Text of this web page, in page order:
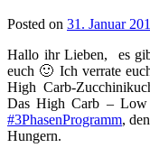
Posted on 31. Januar
Hallo ihr Lieben, es
euch 🙂 Ich verrate
High Carb-
Das High Carb – Low
#3PhasenProgramm,
Hungern.